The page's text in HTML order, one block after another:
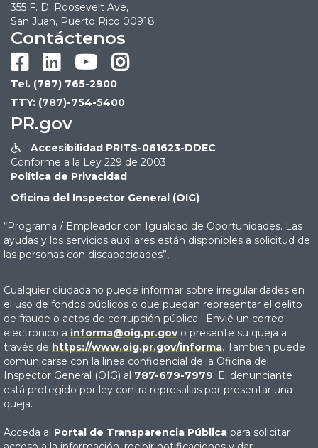
355 F. D. Roosevelt Ave,
San Juan, Puerto Rico 00918
Contáctenos

  
Tel. (787) 765-2900
TTY: (787)-754-5400
PR.gov

Accesibilidad PRITS-061623-DDEC
Conforme a la Ley 229 de 2003
Política de Privacidad
Oficina del Inspector General (OIG)
“Programa / Empleador con Igualdad de Oportunidades. Las
ayudas y los servicios auxiliares están disponibles a solicitud de
las personas con discapacidades”,
Cualquier ciudadano puede informar sobre irregularidades en
el uso de fondos públicos o que puedan representar el delito
de fraude o actos de corrupción pública. Envié un correo
electrónico a informa@oig.pr.govo presente su queja a
través de https://www.oig.pr.gov/informa. También puede
comunicarse con la línea confidencial de la Oficina del
Inspector General (OIG) al 787-679-7979. El denunciante
está protegido por ley contra represalias por presentar una
queja.
Acceda al Portal de Transparencia Pública para solicitar